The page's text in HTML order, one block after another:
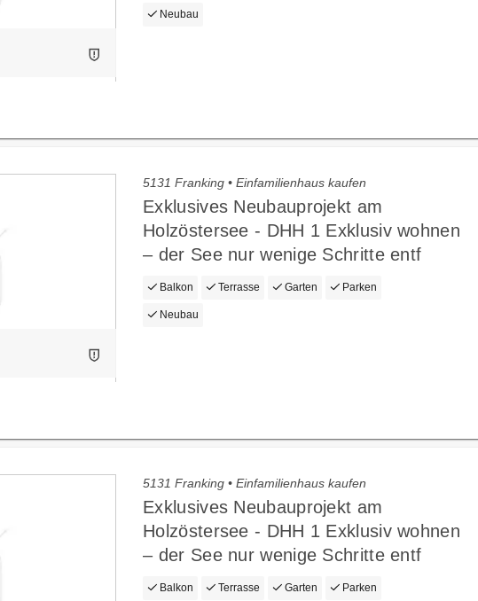
Neubau
5131 Franking • Einfamilienhaus kaufen
Exklusives Neubauprojekt am
Holzöstersee - DHH 1 Exklusiv wohnen
– der See nur wenige Schritte entf
Balkon Terrasse Garten Parken
Neubau
5131 Franking • Einfamilienhaus kaufen
Exklusives Neubauprojekt am
Holzöstersee - DHH 1 Exklusiv wohnen
– der See nur wenige Schritte entf
Balkon Terrasse Garten Parken